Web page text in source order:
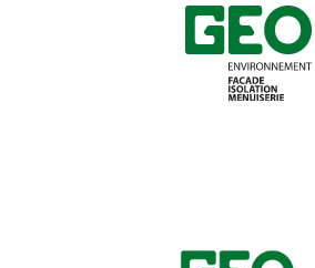
Panneau de gestion des cookies